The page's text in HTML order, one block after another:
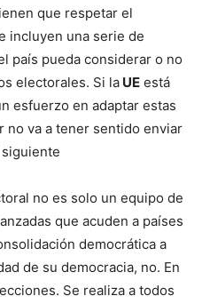
que respetar el
incluyen una serie de
país pueda considerar o no
electorales. Si la UE está
esfuerzo en adaptar estas
no va a tener sentido enviar
no es solo un equipo de
que acuden a países
democrática a
de su democracia, no. En
Se realiza a todos